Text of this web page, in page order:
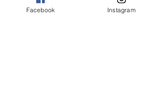
Facebook Instagram